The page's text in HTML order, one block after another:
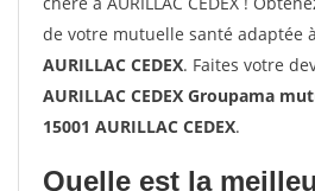
de votre mutuelle santé adaptée
AURILLAC CEDEX. Faites votre
AURILLAC CEDEX Groupama
15001 AURILLAC CEDEX.
Quelle est la